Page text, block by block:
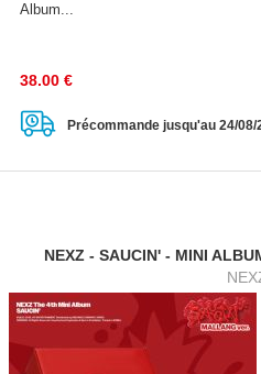
Album...
38.00 €
Précommande jusqu'au 24/08/
NEXZ - SAUCIN' - MINI